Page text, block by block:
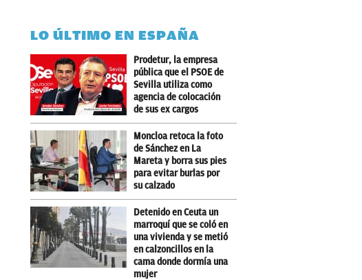
LO ÚLTIMO EN ESPAÑA
Prodetur, la empresa
pública que el PSOE de
Sevilla utiliza como
agencia de colocación
de sus ex cargos
Moncloa retoca la foto
de Sánchez en La
Mareta y borra sus pies
para evitar burlas por
su calzado
Detenido en Ceuta un
marroquí que se coló en
una vivienda y se metió
en calzoncillos en la
cama donde dormía una
mujer